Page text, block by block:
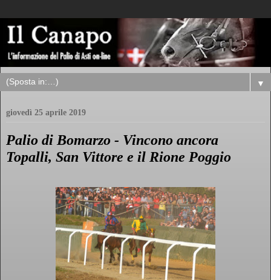
▼
giovedì 25 aprile 2019
Palio di Bomarzo - Vincono ancora
Topalli, San Vittore e il Rione Poggio